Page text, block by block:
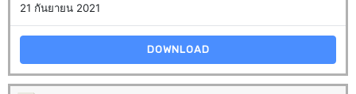
21 กันยายน 2021
DOWNLOAD